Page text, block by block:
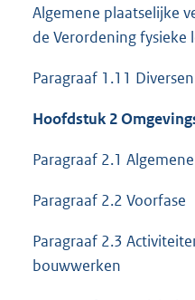
Algemene plaatselijke
de Verordening fysieke
Paragraaf 1.11 Diversen
Hoofdstuk 2
Paragraaf 2.1
Paragraaf 2.2 Voorfase
Paragraaf 2.3
bouwwerken